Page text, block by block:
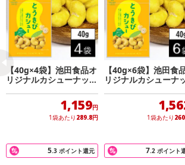
・賞味期限：
製造日より180日
※商品到着時点でのお日持ち期間は、配送日
ますのでご了承ください。
・原産国（最終加工地）：日本
・原材料/材質/素材：
カシューナッツ(インド)、米粉、小麦粉、グ
植物油脂（大豆を含む）、食塩、わさび粉末
栄養成分表示： (40gあたり）エネルギー
【40g×4袋】池田食品オ
リジナルカシューナッツ
1,159円
1袋あたり 289.8円
5.3 ポイント還元
【40g×6袋】池田食
リジナルカシューナ
1袋あたり
7.2 ポイント